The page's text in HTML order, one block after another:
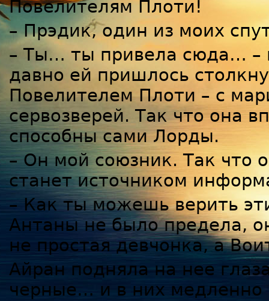
Повелителям Плоти!
– Прэдик, один из моих
– Ты… ты привела сюда… –
давно ей пришлось
Повелителем Плоти – с
сервозверей. Так что она
способны сами Лорды.
– Он мой союзник. Так что
станет источником
– Как ты можешь верить
Антаны не было предела,
не простая девчонка, а
Айран подняла на нее
черные… и в них медленно